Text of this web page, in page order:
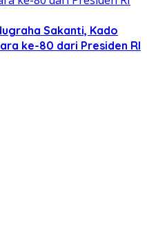
Sakanti, Kado
ke-80 dari Presiden RI